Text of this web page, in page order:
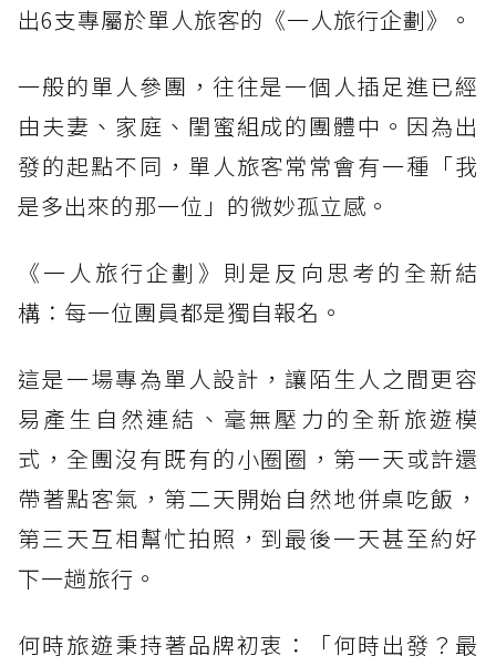
出6支專屬於單人旅客的《一人旅行企劃》。
一般的單人參團，往往是一個人插足進已經
由夫妻、家庭、閨蜜組成的團體中。因為出
發的起點不同，單人旅客常常會有一種「我
是多出來的那一位」的微妙孤立感。
《一人旅行企劃》則是反向思考的全新結
構：每一位團員都是獨自報名。
這是一場專為單人設計，讓陌生人之間更容
易產生自然連結、毫無壓力的全新旅遊模
式，全團沒有既有的小圈圈，第一天或許還
帶著點客氣，第二天開始自然地併桌吃飯，
第三天互相幫忙拍照，到最後一天甚至約好
下一趟旅行。
何時旅遊秉持著品牌初衷：「何時出發？最